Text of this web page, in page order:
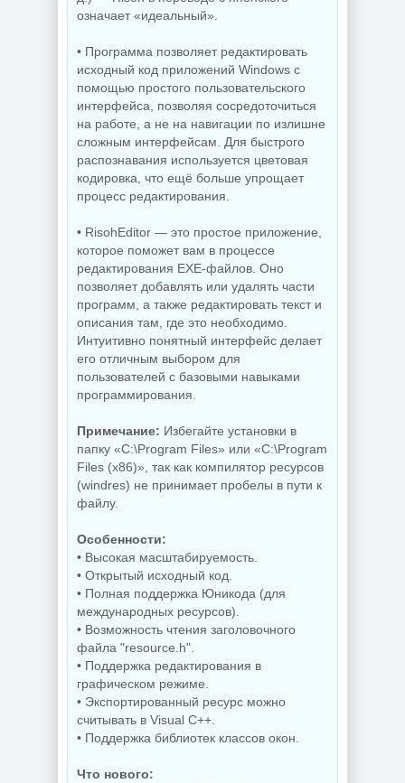
означает «идеальный».
• Программа позволяет редактировать
исходный код приложений Windows с
помощью простого пользовательского
интерфейса, позволяя сосредоточиться
на работе, а не на навигации по излишне
сложным интерфейсам. Для быстрого
распознавания используется цветовая
кодировка, что ещё больше упрощает
процесс редактирования.
• RisohEditor — это простое приложение,
которое поможет вам в процессе
редактирования EXE-файлов. Оно
позволяет добавлять или удалять части
программ, а также редактировать текст и
описания там, где это необходимо.
Интуитивно понятный интерфейс делает
его отличным выбором для
пользователей с базовыми навыками
программирования.
Примечание: Избегайте установки в
папку «C:\Program Files» или «C:\Program
Files (x86)», так как компилятор ресурсов
(windres) не принимает пробелы в пути к
файлу.
Особенности:
• Высокая масштабируемость.
• Открытый исходный код.
• Полная поддержка Юникода (для
международных ресурсов).
• Возможность чтения заголовочного
файла "resource.h".
• Поддержка редактирования в
графическом режиме.
• Экспортированный ресурс можно
считывать в Visual C++.
• Поддержка библиотек классов окон.
Что нового: